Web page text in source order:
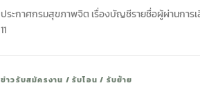
ประกาศกรมสุขภาพจิต เรื่องบัญชีรายชื่อผู้ผ่านการ
11
ข่าวรับสมัครงาน / รับโอน / รับย้าย